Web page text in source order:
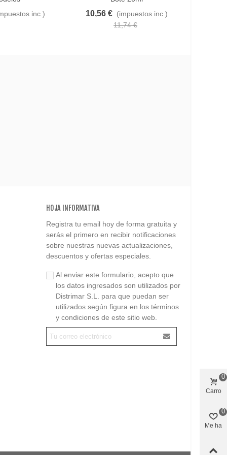
inc.) 10,56 € (impuestos inc.)
11,74 €
HOJA INFORMATIVA
Registra tu email hoy de forma gratuita y
serás el primero en recibir notificaciones
sobre nuestras nuevas actualizaciones,
descuentos y ofertas especiales.
Al enviar este formulario, acepto que
los datos ingresados son utilizados por
Distrimar S.L. para que puedan ser
utilizados según figura en los términos
y condiciones de este sitio web.
Carro
0
Me ha
0